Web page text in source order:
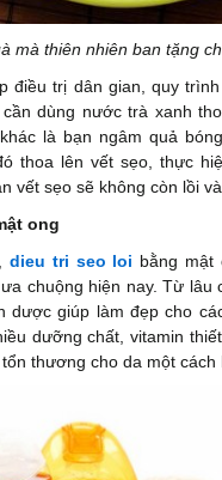
mà thiên nhiên ban tặng
điều trị dân gian, quy
dùng nước trà xanh
là bạn ngâm quả
thoa lên vết sẹo, thực
vết sẹo sẽ không còn lồi
ong
dieu tri seo loi bằng mật
chuộng hiện nay. Từ lâu
dược giúp làm đẹp cho
dưỡng chất, vitamin
thương cho da một cách